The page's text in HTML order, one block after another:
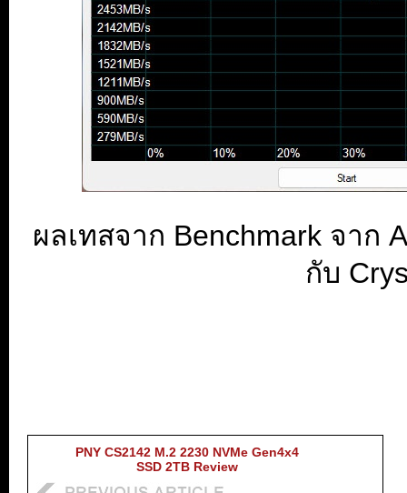
ผลเทสจาก Benchmark จาก
กับ
PNY CS2142 M.2 2230 NVMe Gen4x4
SSD 2TB Review